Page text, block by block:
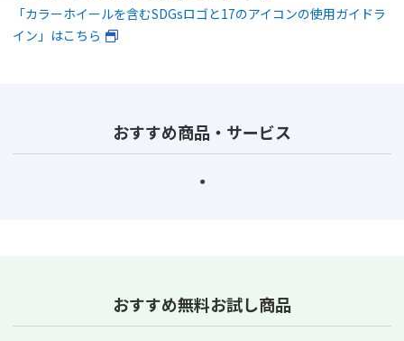
「カラーホイールを含むSDGsロゴと17のアイコンの使用ガイドラ
イン」はこちら
おすすめ商品・サービス
おすすめ無料お試し商品